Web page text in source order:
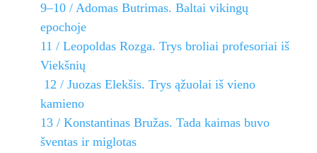
9–10 / Adomas Butrimas. Baltai vikingų
epochoje
11 / Leopoldas Rozga. Trys broliai profesoriai iš
Viekšnių
12 / Juozas Elekšis. Trys ąžuolai iš vieno
kamieno
13 / Konstantinas Bružas. Tada kaimas buvo
šventas ir miglotas